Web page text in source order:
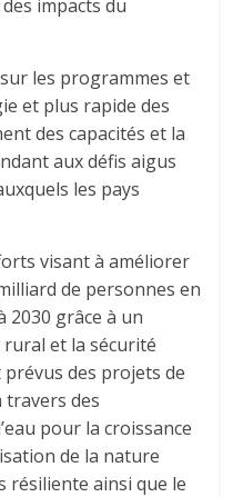
impacts du
les programmes et
et plus rapide des
des capacités et la
aux défis aigus
les pays
visant à améliorer
de personnes en
2030 grâce à un
et la sécurité
des projets de
travers des
pour la croissance
de la nature
ainsi que le